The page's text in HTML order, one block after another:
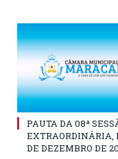
PAUTA DA 08ª
EXTRAORDINÁRIA,
DE DEZEMBRO DE